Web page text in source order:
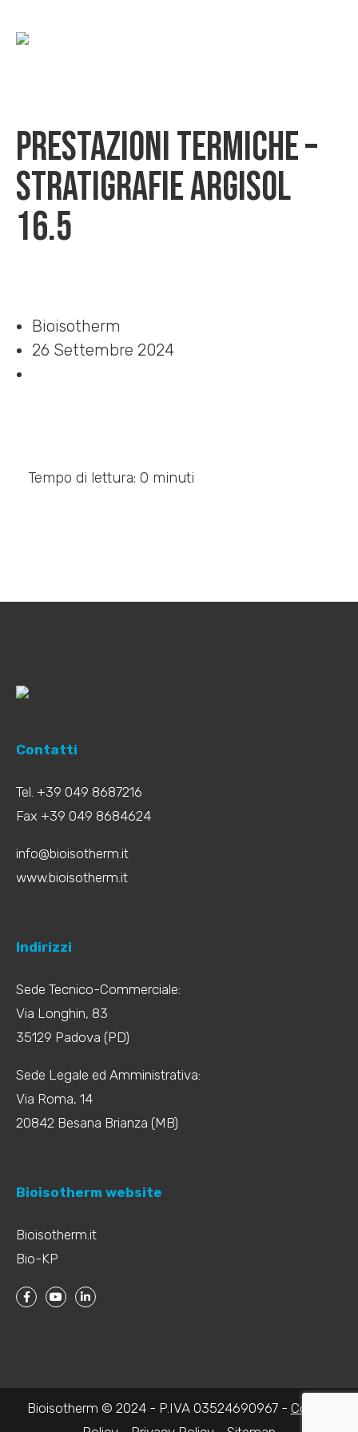
Prestazioni termiche –
Stratigrafie Argisol
16.5
Bioisotherm
26 Settembre 2024
Tempo di lettura: 0 minuti
Contatti
Tel. +39 049 8687216
Fax +39 049 8684624
info@bioisotherm.it
www.bioisotherm.it
Indirizzi
Sede Tecnico-Commerciale:
Via Longhin, 83
35129 Padova (PD)
Sede Legale ed Amministrativa:
Via Roma, 14
20842 Besana Brianza (MB)
Bioisotherm website
Bioisotherm.it
Bio-KP
Bioisotherm © 2024 - P.IVA 03524690967 - Cookie